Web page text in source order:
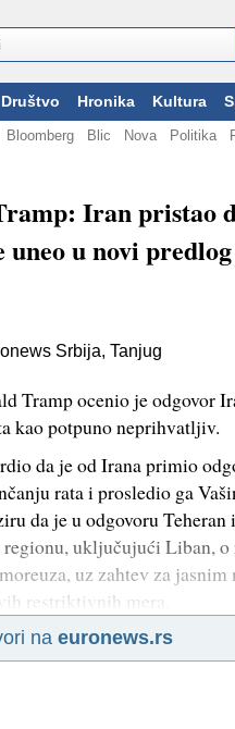
Društvo Hronika Kultura
Bloomberg Blic Nova Politika
Iran pristao
u novi predlog
Srbija, Tanjug
Tramp ocenio je odgovor
kao potpuno neprihvatljiv.
da je od Irana primio
rata i prosledio ga
da je u odgovoru Teheran
uključujući Liban,
uz zahtev za
restriktivnih mera.
na euronews.rs